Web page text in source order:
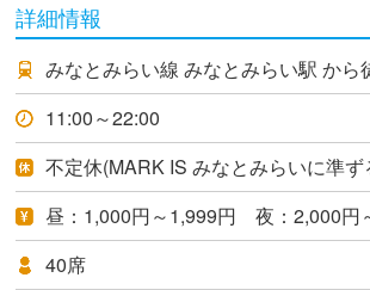
詳細情報
みなとみらい線 みなとみらい駅 から
11:00～22:00
不定休(MARK IS みなとみらいに準ず
昼：1,000円～1,999円 夜：2,000円
40席